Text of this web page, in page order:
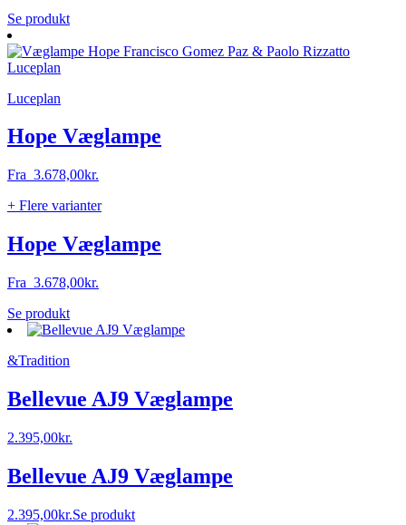
Se produktDette
har
vælges
på
Luceplan
Hope Væglampe
Fra 3.678,00kr.
+ Flere varianter
Hope Væglampe
Fra 3.678,00kr.
Se produktDette
vare
flere
Mulighederne
kan
på
&Tradition
Bellevue AJ9 Væglampe
2.395,00kr.
Bellevue AJ9 Væglampe
2.395,00kr.Se produkt